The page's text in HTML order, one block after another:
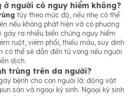
ở người có nguy hiểm không?
tùy theo mức độ, nếu nhẹ có thể
nếu không phát hiện và có phương
gây ra nhiều biến chứng nguy hiểm
ruột, viêm phổi, thiếu máu, suy dinh
có thể sẽ dẫn đến tử vong nếu người
dịch.
trùng trên da người?
bệnh cho con người là: động vật
sán và ngoại ký sinh. Ngoại ký sinh